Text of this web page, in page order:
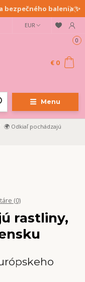
bezpečného balenia ✨
Menu
EUR
0
€ 0
🌍 Odkiaľ pochádzajú
(0)
rastliny,